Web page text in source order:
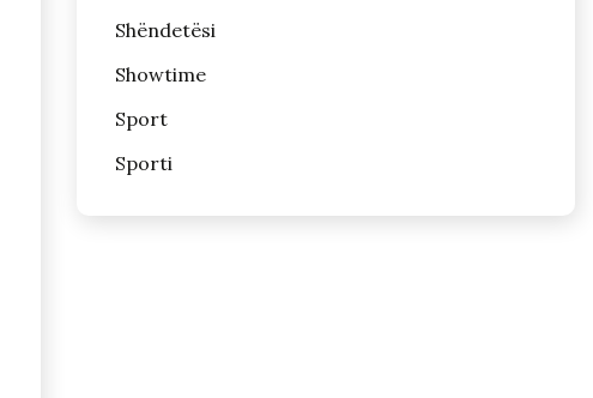
Shëndetësi
Showtime
Sport
Sporti